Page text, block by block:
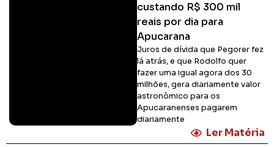
custando R$ 300 mil
reais por dia para
Apucarana
Juros de dívida que Pegorer fez
lá atrás, e que Rodolfo quer
fazer uma igual agora dos 30
milhões, gera diariamente valor
astronômico para os
Apucaranenses pagarem
diariamente
Ler Matéria